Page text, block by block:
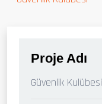
Proje Adı
Güvenlik Kulübesi